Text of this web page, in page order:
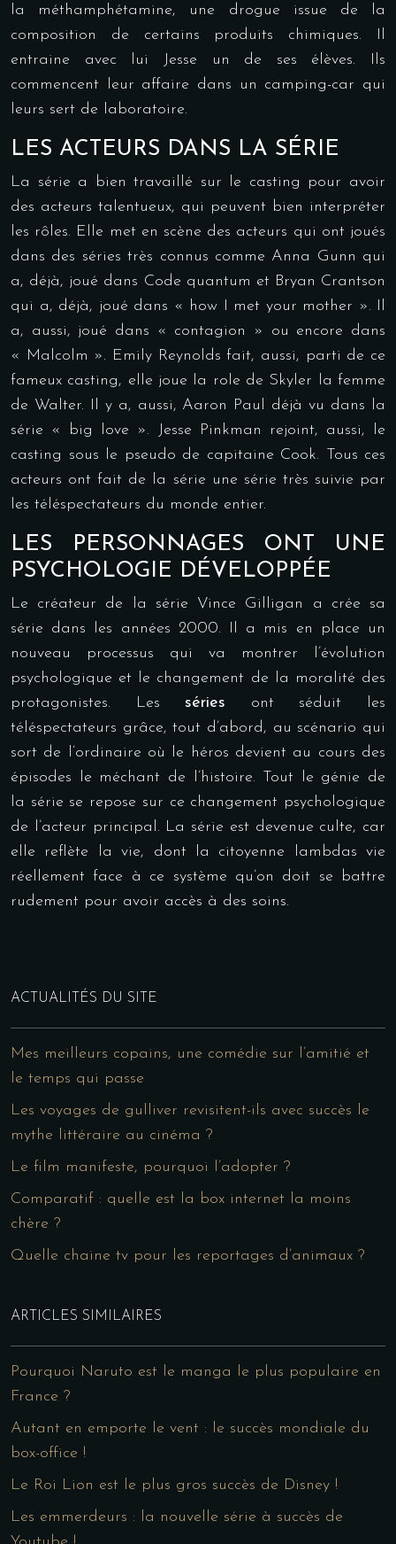
la méthamphétamine, une drogue issue de la
composition de certains produits chimiques. Il
entraine avec lui Jesse un de ses élèves. Ils
commencent leur affaire dans un camping-car qui
leurs sert de laboratoire.
LES ACTEURS DANS LA SÉRIE
La série a bien travaillé sur le casting pour avoir
des acteurs talentueux, qui peuvent bien interpréter
les rôles. Elle met en scène des acteurs qui ont joués
dans des séries très connus comme Anna Gunn qui
a, déjà, joué dans Code quantum et Bryan Crantson
qui a, déjà, joué dans « how I met your mother ». Il
a, aussi, joué dans « contagion » ou encore dans
« Malcolm ». Emily Reynolds fait, aussi, parti de ce
fameux casting, elle joue la role de Skyler la femme
de Walter. Il y a, aussi, Aaron Paul déjà vu dans la
série « big love ». Jesse Pinkman rejoint, aussi, le
casting sous le pseudo de capitaine Cook. Tous ces
acteurs ont fait de la série une série très suivie par
les téléspectateurs du monde entier.
LES PERSONNAGES ONT UNE
PSYCHOLOGIE DÉVELOPPÉE
Le créateur de la série Vince Gilligan a crée sa
série dans les années 2000. Il a mis en place un
nouveau processus qui va montrer l’évolution
psychologique et le changement de la moralité des
protagonistes. Lesséries ont séduit les
téléspectateurs grâce, tout d’abord, au scénario qui
sort de l’ordinaire où le héros devient au cours des
épisodes le méchant de l’histoire. Tout le génie de
la série se repose sur ce changement psychologique
de l’acteur principal. La série est devenue culte, car
elle reflète la vie, dont la citoyenne lambdas vie
réellement face à ce système qu’on doit se battre
rudement pour avoir accès à des soins.
ACTUALITÉS DU SITE
Mes meilleurs copains, une comédie sur l’amitié et
le temps qui passe
Les voyages de gulliver revisitent-ils avec succès le
mythe littéraire au cinéma ?
Le film manifeste, pourquoi l’adopter ?
Comparatif : quelle est la box internet la moins
chère ?
Quelle chaine tv pour les reportages d’animaux ?
ARTICLES SIMILAIRES
Pourquoi Naruto est le manga le plus populaire en
France ?
Autant en emporte le vent : le succès mondiale du
box-office !
Le Roi Lion est le plus gros succès de Disney !
Les emmerdeurs : la nouvelle série à succès de